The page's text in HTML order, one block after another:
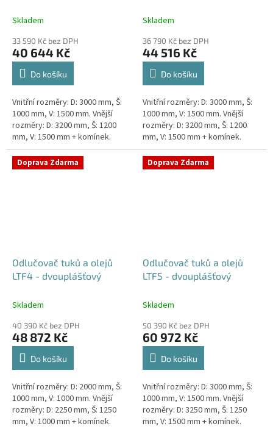
Skladem
33 590 Kč bez DPH
40 644 Kč
Do košíku
Vnitřní rozměry: D: 3000 mm, Š:
1000 mm, V: 1500 mm. Vnější
rozměry: D: 3200 mm, Š: 1200
mm, V: 1500 mm + komínek.
Lapák tuků do 5l/s nebo 1000
jídel denně Průměr a...
Skladem
36 790 Kč bez DPH
44 516 Kč
Do košíku
Vnitřní rozměry: D: 3000 mm, Š:
1000 mm, V: 1500 mm. Vnější
rozměry: D: 3200 mm, Š: 1200
mm, V: 1500 mm + komínek.
Lapák tuků do 5l/s nebo 1000
jídel denně Průměr a...
Doprava Zdarma
Odlučovač tuků a olejů
LTF4 - dvouplášťový
Skladem
40 390 Kč bez DPH
48 872 Kč
Do košíku
Vnitřní rozměry: D: 2000 mm, Š:
1000 mm, V: 1000 mm. Vnější
rozměry: D: 2250 mm, Š: 1250
mm, V: 1000 mm + komínek.
Doprava Zdarma
Odlučovač tuků a olejů
LTF5 - dvouplášťový
Skladem
50 390 Kč bez DPH
60 972 Kč
Do košíku
Vnitřní rozměry: D: 3000 mm, Š:
1000 mm, V: 1500 mm. Vnější
rozměry: D: 3250 mm, Š: 1250
mm, V: 1500 mm + komínek.